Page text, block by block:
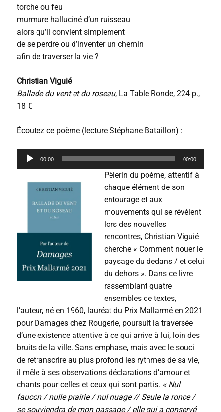
torche ou feu
murmure halluciné d’un ruisseau
alors qu’il convient simplement
de se perdre ou d’inventer un chemin
afin de traverser la vie ?
Christian Viguié
Ballade du vent et du roseau, La Table Ronde, 224 p.,
18 €
Écoutez ce poème (lecture Stéphane Bataillon) :
c
00:00 00:00
Pèlerin du poème, attentif à
chaque élément de son
entourage et aux
mouvements qui se révèlent
lors des nouvelles
rencontres, Christian Viguié
cherche « Comment nouer le
paysage du dedans / et celui
du dehors ». Dans ce livre
rassemblant quatre
ensembles de textes,
l’auteur, né en 1960, lauréat du Prix Mallarmé en 2021
pour Damages chez Rougerie, poursuit la traversée
d’une existence attentive à ce qui arrive à lui, loin des
bruits de la ville. Sans emphase, mais avec le souci
de retranscrire au plus profond les rythmes de sa vie,
il mêle à ses observations déclarations d’amour et
chants pour celles et ceux qui sont partis. « Nul
faucon / nulle prairie / nul nuage // Seule la ronce /
se souviendra de mon passage / elle qui a conservé